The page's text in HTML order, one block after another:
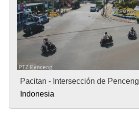
Pacitan - Intersección de Penceng
Indonesia